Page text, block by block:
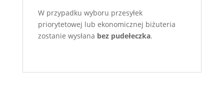
W przypadku wyboru przesyłek
priorytetowej lub ekonomicznej biżuteria
zostanie wysłana bez pudełeczka.